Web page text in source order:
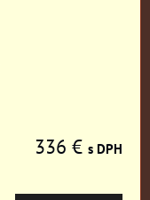
336 € s DPH